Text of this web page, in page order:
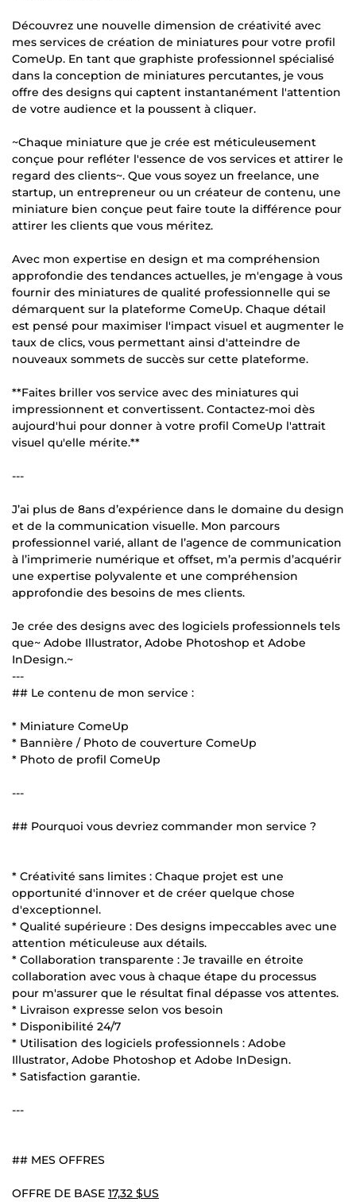
Découvrez une nouvelle dimension de créativité avec
mes services de création de miniatures pour votre profil
ComeUp. En tant que graphiste professionnel spécialisé
dans la conception de miniatures percutantes, je vous
offre des designs qui captent instantanément l'attention
de votre audience et la poussent à cliquer.
~Chaque miniature que je crée est méticuleusement
conçue pour refléter l'essence de vos services et attirer le
regard des clients~. Que vous soyez un freelance, une
startup, un entrepreneur ou un créateur de contenu, une
miniature bien conçue peut faire toute la différence pour
attirer les clients que vous méritez.
Avec mon expertise en design et ma compréhension
approfondie des tendances actuelles, je m'engage à vous
fournir des miniatures de qualité professionnelle qui se
démarquent sur la plateforme ComeUp. Chaque détail
est pensé pour maximiser l'impact visuel et augmenter le
taux de clics, vous permettant ainsi d'atteindre de
nouveaux sommets de succès sur cette plateforme.
**Faites briller vos service avec des miniatures qui
impressionnent et convertissent. Contactez-moi dès
aujourd'hui pour donner à votre profil ComeUp l'attrait
visuel qu'elle mérite.**
---
J’ai plus de 8ans d’expérience dans le domaine du design
et de la communication visuelle. Mon parcours
professionnel varié, allant de l’agence de communication
à l’imprimerie numérique et offset, m’a permis d’acquérir
une expertise polyvalente et une compréhension
approfondie des besoins de mes clients.
Je crée des designs avec des logiciels professionnels tels
que~ Adobe Illustrator, Adobe Photoshop et Adobe
InDesign.~
---
## Le contenu de mon service :
* Miniature ComeUp
* Bannière / Photo de couverture ComeUp
* Photo de profil ComeUp
---
## Pourquoi vous devriez commander mon service ?
* Créativité sans limites : Chaque projet est une
opportunité d'innover et de créer quelque chose
d'exceptionnel.
* Qualité supérieure : Des designs impeccables avec une
attention méticuleuse aux détails.
* Collaboration transparente : Je travaille en étroite
collaboration avec vous à chaque étape du processus
pour m'assurer que le résultat final dépasse vos attentes.
* Livraison expresse selon vos besoin
* Disponibilité 24/7
* Utilisation des logiciels professionnels : Adobe
Illustrator, Adobe Photoshop et Adobe InDesign.
* Satisfaction garantie.
---
## MES OFFRES
OFFRE DE BASE 17,32 $US